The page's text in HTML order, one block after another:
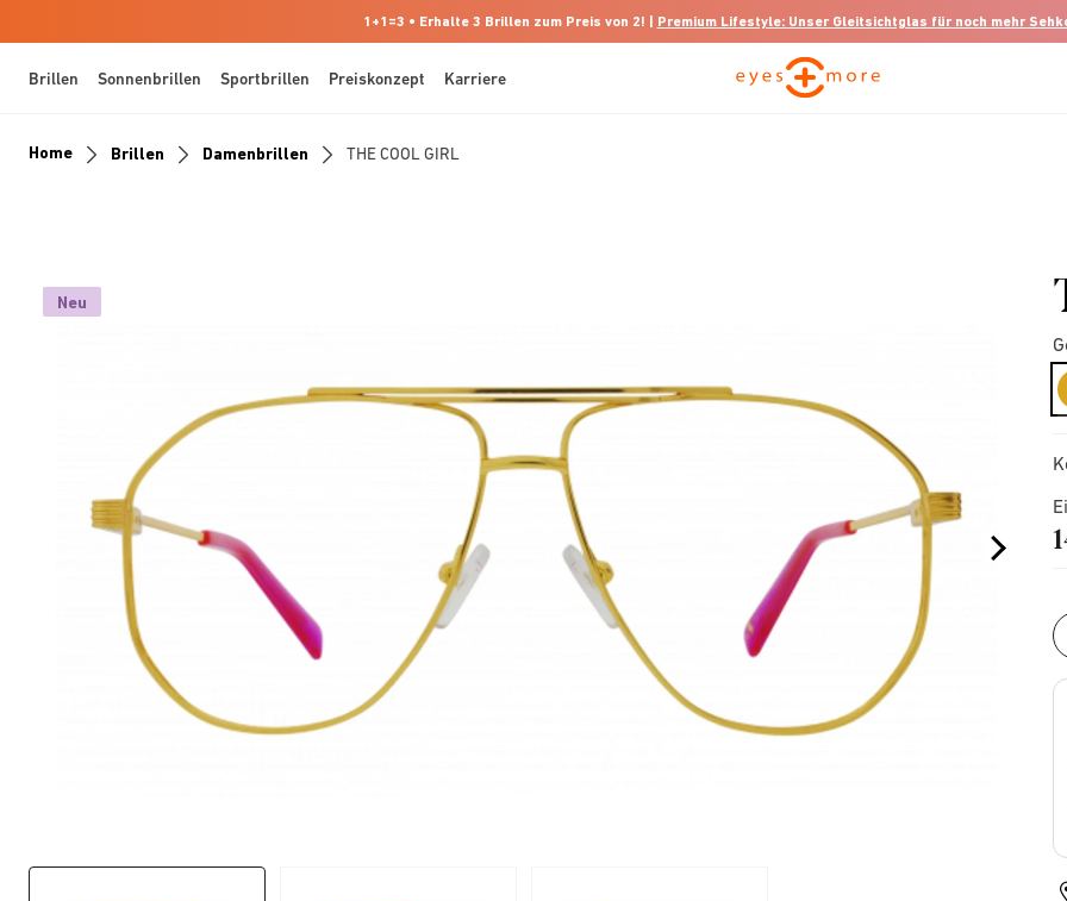
1+1=3 • Erhalte 3 Brillen zum Preis von 2! | Premium Lifestyle: Unser Gleitsichtglas für noch mehr
Brillen Sonnenbrillen Sportbrillen Preiskonzept Karriere
Home Brillen Damenbrillen THE COOL GIRL
Neu